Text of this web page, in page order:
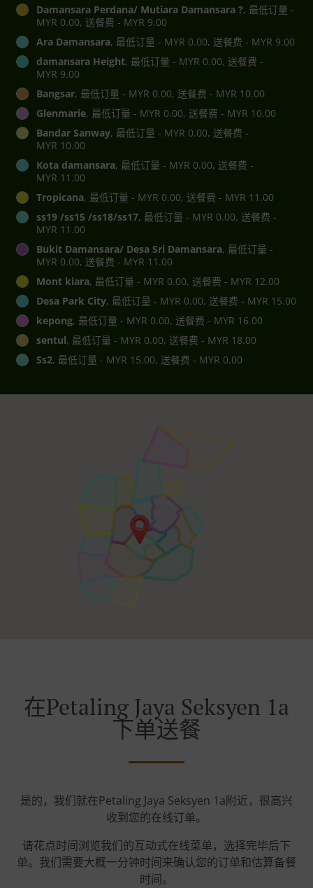
Damansara Perdana/ Mutiara Damansara ?, 最低订量 -
MYR 0.00, 送餐费 - MYR 9.00
Ara Damansara, 最低订量 - MYR 0.00, 送餐费 - MYR 9.00
damansara Height, 最低订量 - MYR 0.00, 送餐费 -
MYR 9.00
Bangsar, 最低订量 - MYR 0.00, 送餐费 - MYR 10.00
Glenmarie, 最低订量 - MYR 0.00, 送餐费 - MYR 10.00
Bandar Sanway, 最低订量 - MYR 0.00, 送餐费 -
MYR 10.00
Kota damansara, 最低订量 - MYR 0.00, 送餐费 -
MYR 11.00
Tropicana, 最低订量 - MYR 0.00, 送餐费 - MYR 11.00
ss19 /ss15 /ss18/ss17, 最低订量 - MYR 0.00, 送餐费 -
MYR 11.00
Bukit Damansara/ Desa Sri Damansara, 最低订量 -
MYR 0.00, 送餐费 - MYR 11.00
Mont kiara, 最低订量 - MYR 0.00, 送餐费 - MYR 12.00
Desa Park City, 最低订量 - MYR 0.00, 送餐费 - MYR 15.00
kepong, 最低订量 - MYR 0.00, 送餐费 - MYR 16.00
sentul, 最低订量 - MYR 0.00, 送餐费 - MYR 18.00
Ss2, 最低订量 - MYR 15.00, 送餐费 - MYR 0.00
在Petaling Jaya Seksyen 1a
下单送餐
是的，我们就在Petaling Jaya Seksyen 1a附近，很高兴
收到您的在线订单。
请花点时间浏览我们的互动式在线菜单，选择完毕后下
单。我们需要大概一分钟时间来确认您的订单和估算备餐
时间。